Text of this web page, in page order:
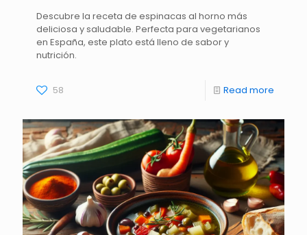
Descubre la receta de espinacas al horno más
deliciosa y saludable. Perfecta para vegetarianos
en España, este plato está lleno de sabor y
nutrición.
58 Read more